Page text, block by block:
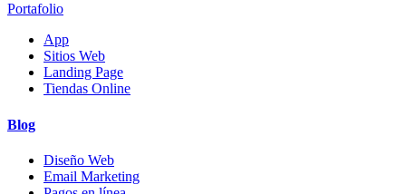
Portafolio
App
Sitios Web
Landing Page
Tiendas Online
Blog
Diseño Web
Email Marketing